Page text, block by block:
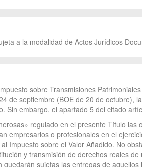
a la modalidad de Actos Jurídicos
sobre Transmisiones
de septiembre (BOE de 20 de octubre),
Sin embargo, el apartado 5 del citado
regulado en el presente Título
empresarios o profesionales en el
Impuesto sobre el Valor Añadido. No
y transmisión de derechos reales
sujetas las entregas de